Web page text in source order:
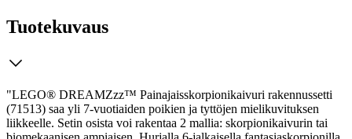
Tuotekuvaus
"LEGO® DREAMZzz™ Painajaisskorpionikaivuri rakennussetti
(71513) saa yli 7-vuotiaiden poikien ja tyttöjen mielikuvituksen
liikkeelle. Setin osista voi rakentaa 2 mallia: skorpionikaivurin tai